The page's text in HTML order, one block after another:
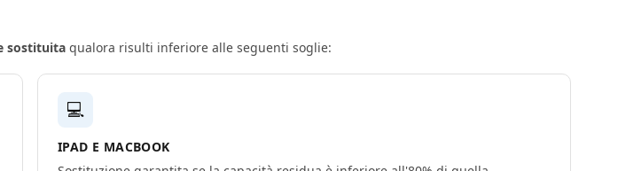
sostituita qualora risulti inferiore alle seguenti soglie:
💻
IPAD E MACBOOK